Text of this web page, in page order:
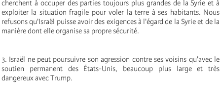
cherchent à occuper des parties toujours plus grandes de la Syrie et à
exploiter la situation fragile pour voler la terre à ses habitants. Nous
refusons qu'Israël puisse avoir des exigences à l'égard de la Syrie et de la
manière dont elle organise sa propre sécurité.
3. Israël ne peut poursuivre son agression contre ses voisins qu'avec le
soutien permanent des États-Unis, beaucoup plus large et très
dangereux avec Trump.